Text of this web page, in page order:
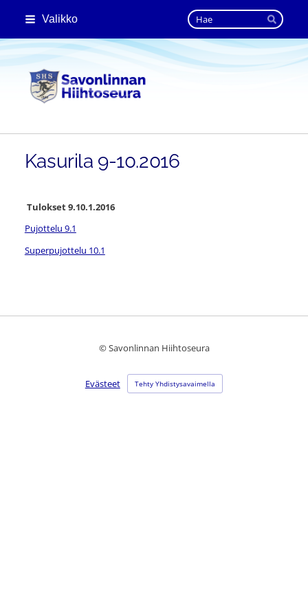
Siirry
sisältöön
Valikko Haku
Hae
Savonlinnan Hiihtoseura
Kasurila 9-10.2016
Tulokset 9.10.1.2016
Pujottelu 9.1
Superpujottelu 10.1
©Savonlinnan Hiihtoseura
Evästeet Tehty Yhdistysavaimella